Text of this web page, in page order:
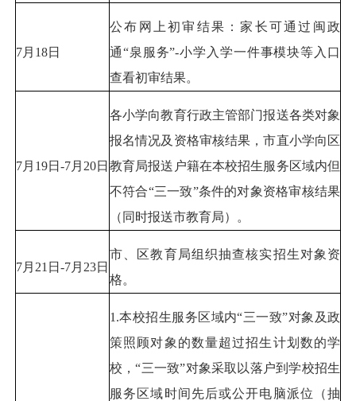
7月18日
公布网上初审结果：家长可通过闽政
通“泉服务”-小学入学一件事模块等入口
查看初审结果。
7月19日-7月20日
各小学向教育行政主管部门报送各类对象
报名情况及资格审核结果，市直小学向区
教育局报送户籍在本校招生服务区域内但
不符合“三一致”条件的对象资格审核结果
（同时报送市教育局）。
7月21日-7月23日
市、区教育局组织抽查核实招生对象资
格。
1.本校招生服务区域内“三一致”对象及政
策照顾对象的数量超过招生计划数的学
校，“三一致”对象采取以落户到学校招生
服务区域时间先后或公开电脑派位（抽